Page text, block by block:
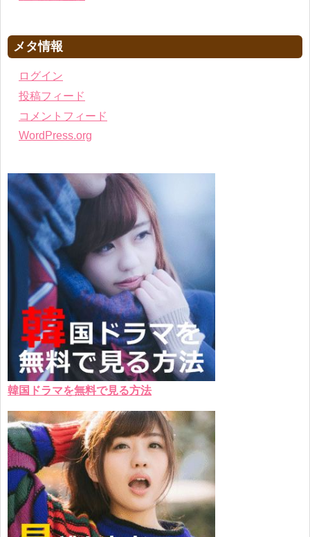
メタ情報
ログイン
投稿フィード
コメントフィード
WordPress.org
韓国ドラマを無料で見る方法